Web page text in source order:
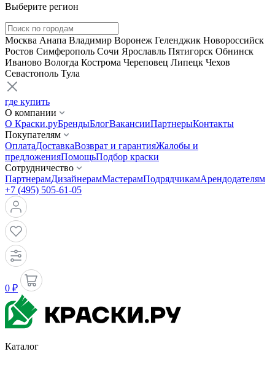
Выберите регион
Москва Анапа Владимир Воронеж Геленджик Новороссийск
Ростов Симферополь Сочи Ярославль Пятигорск Обнинск
Иваново Вологда Кострома Череповец Липецк Чехов
Севастополь Тула
где купить
О компании
О Краски.руБрендыБлогВакансииПартнерыКонтакты
Покупателям
ОплатаДоставкаВозврат и гарантияЖалобы и
предложенияПомощьПодбор краски
Сотрудничество
ПартнерамДизайнерамМастерамПодрядчикамАрендодателям
+7 (495) 505-61-05
0 ₽
Каталог